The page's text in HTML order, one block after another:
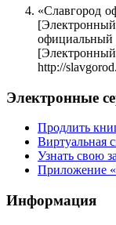
«Славгород
http://
Электронные
Продлить
Виртуальная
Узнать свою
Приложение
Информация